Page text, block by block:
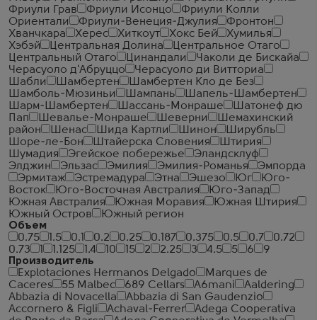
Фриули Грав
Фриули Исонцо
Фриули Колли
Ориентали
Фриули-Венеция-Джулия
Фронтон
Хванчкара
Херес Хиткоут Хокс Бей
Хумилья
Хэбэй
Центральная Долина
Центральное Отаго
Центральный Отаго
Цинандали
Чаколи де Бискайа
Черасуоло д'Абруццо
Черасуоло ди Витториа
Шабли
Шамбертен
Шамбертен Кло де Без
Шамболь-Мюзиньи
Шампань
Шапель-Шамбертен
Шарм-Шамбертен
Шассань-Монраше
Шатонеф дю
Пап
Шевалье-Монраше Шеверни
Шемахинский
район
Шенас Шида Картли Шинон
Ширубль
Шоре-ле-Бон
Штайерска Словения
Штирия
Шумадия
Эгейское побережье
Эландсклуф
Элджин
Эльзас Эмилия Эмилия-Романья
Эмпорда
Эрмитаж
Эстремадура Этна Эшезо Юг
Юго-
Восток
Юго-Восточная Австралия
Юго-Запад
Южная Австралия
Южная Моравия
Южная Штирия
Южный Остров
Южный регион
Объем
0.75
1.5 0.1 0.2 0.25 0.187 0.375 0.5 0.7
0.72
0.73
1.125 1.4 10 15 2 2.25 3 4.5 5 6
9
Производитель
Explotaciones Hermanos Delgado
Marques de
Caceres
55 Malbec 689 Cellars A6mani
Aaldering
Abbazia di Novacella
Abbazia di San Gaudenzio
Accornero & Figli
Achaval-Ferrer
Adega Cooperativa